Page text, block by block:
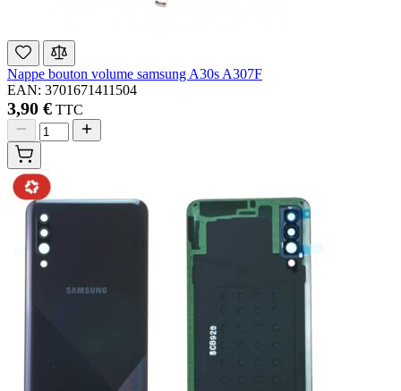
Nappe bouton volume samsung A30s A307F
EAN: 3701671411504
3,90 € TTC